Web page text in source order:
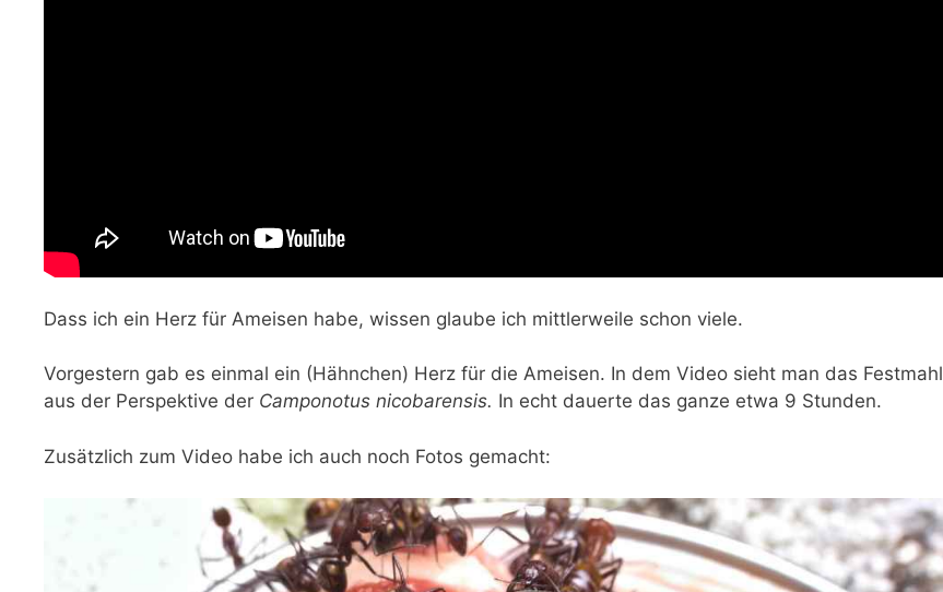
Dass ich ein Herz für Ameisen habe, wissen glaube ich mittlerweile schon viele.
Vorgestern gab es einmal ein (Hähnchen) Herz für die Ameisen. In dem Video sieht man das Festmahl
aus der Perspektive der Camponotus nicobarensis. In echt dauerte das ganze etwa 9 Stunden.
Zusätzlich zum Video habe ich auch noch Fotos gemacht: